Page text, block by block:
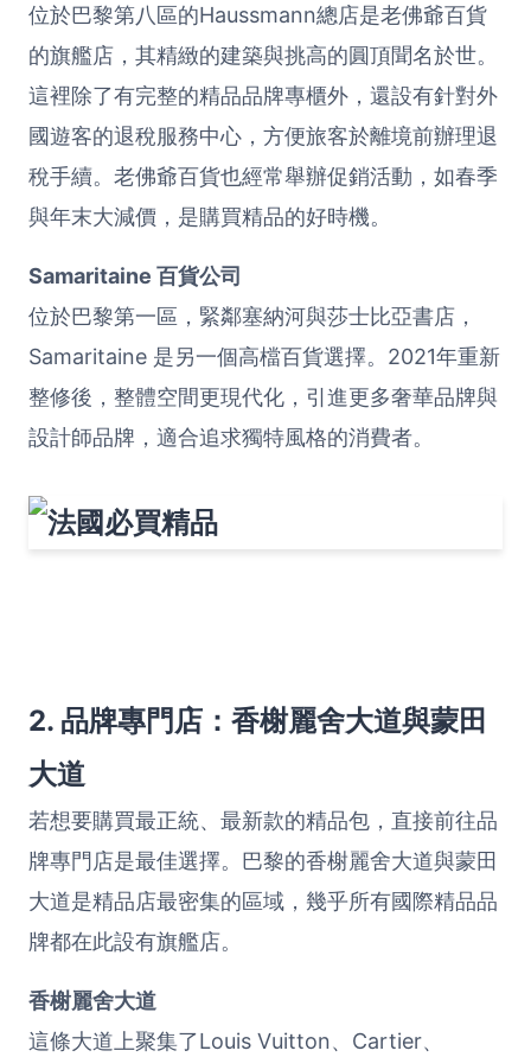
位於巴黎第八區的Haussmann總店是老佛爺百貨
的旗艦店，其精緻的建築與挑高的圓頂聞名於世。
這裡除了有完整的精品品牌專櫃外，還設有針對外
國遊客的退稅服務中心，方便旅客於離境前辦理退
稅手續。老佛爺百貨也經常舉辦促銷活動，如春季
與年末大減價，是購買精品的好時機。
Samaritaine 百貨公司
位於巴黎第一區，緊鄰塞納河與莎士比亞書店，
Samaritaine 是另一個高檔百貨選擇。2021年重新
整修後，整體空間更現代化，引進更多奢華品牌與
設計師品牌，適合追求獨特風格的消費者。
2. 品牌專門店：香榭麗舍大道與蒙田
大道
若想要購買最正統、最新款的精品包，直接前往品
牌專門店是最佳選擇。巴黎的香榭麗舍大道與蒙田
大道是精品店最密集的區域，幾乎所有國際精品品
牌都在此設有旗艦店。
香榭麗舍大道
這條大道上聚集了Louis Vuitton、Cartier、